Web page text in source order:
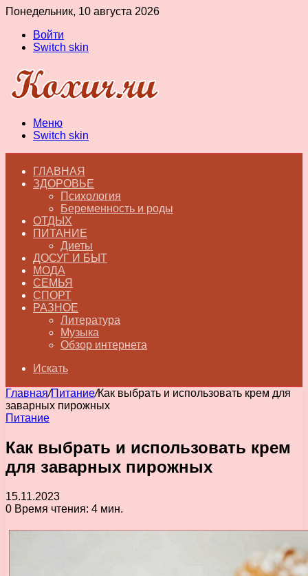
Понедельник, 10 августа 2026
Войти
Switch skin
Меню
Switch skin
ГЛАВНАЯ
ЗДОРОВЬЕ
Психология
Беременность и роды
ОТДЫХ
ПИТАНИЕ
Диеты
ДОСУГ И БЫТ
МОДА
СЕМЬЯ
СПОРТ
РАЗНОЕ
Литература
Музыка
Обзор интернета
Искать
Главная/Питание/Как выбрать и использовать крем для
заварных пирожных
Питание
Как выбрать и использовать крем
для заварных пирожных
15.11.2023
0 Время чтения: 4 мин.